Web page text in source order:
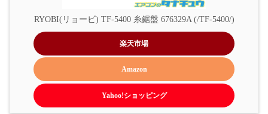
RYOBI(リョービ) TF-5400 糸鋸盤 676329A (/TF-5400/)
楽天市場
Amazon
Yahoo!ショッピング